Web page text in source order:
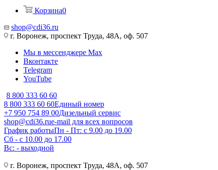
Корзина0
shop@cdi36.ru
г. Воронеж, проспект Труда, 48А, оф. 507
Мы в мессенджере Max
Вконтакте
Telegram
YouTube
8 800 333 60 60
8 800 333 60 60Единый номер
+7 950 754 89 00Дизельный сервис
shop@cdi36.rue-mail для всех вопросов
График работыПн - Пт: с 9.00 до 19.00
Сб - с 10.00 до 17.00
Вс: - выходной
г. Воронеж, проспект Труда, 48А, оф. 507